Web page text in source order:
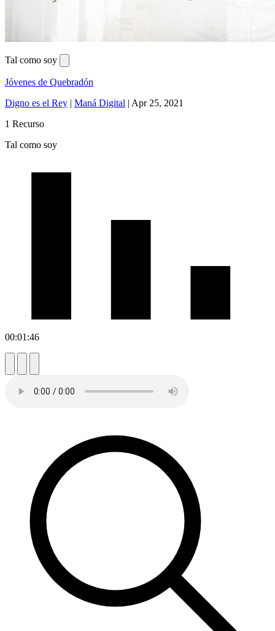
Tal como soy
Jóvenes de Quebradón
Digno es el Rey | Maná Digital | Apr 25, 2021
1 Recurso
Tal como soy
00:01:46